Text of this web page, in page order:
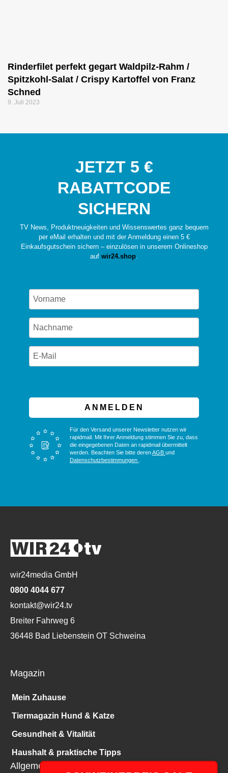
Rinderfilet perfekt gegart Waldpilz-Rahm /
Spitzkohl-Salat / Crispy Kartoffel von Franz
Schned
9. Juli 2023
JETZT 5 €
RABATTCODE
SICHERN
TV News, Produktneuigkeiten und Wissenswertes ganz bequem
per eMail erhalten und mit der Anmeldung einen 5 €
Einkaufsgutschein sichern – einzulösen in unserem Onlineshop
auf wir24.shop
ANMELDEN
Für den Versand unserer Newsletter nutzen wir
rapidmail. Mit Ihrer Anmeldung stimmen Sie zu, dass
die eingegebenen Daten an rapidmail übermittelt
werden. Beachten Sie bitte derenAGB und
Datenschutzbestimmungen
wir24media GmbH
0800 4044 677
kontakt@wir24.tv
Breiter Fahrweg 6
36448 Bad Liebenstein OT Schweina
Magazin
Mein Zuhause
Tiermagazin Hund & Katze
Gesundheit & Vitalität
Haushalt & praktische Tipps
Allgemeines